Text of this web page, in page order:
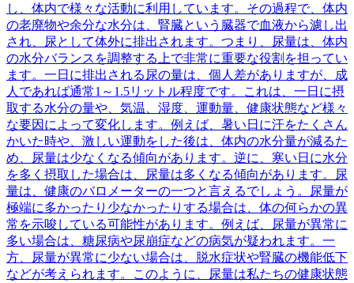
し、体内で様々な活動に利用しています。その過程で、体内
の老廃物や余分な水分は、腎臓という臓器で血液から濾し出
され、尿として体外に排出されます。つまり、尿量は、体内
の水分バランスを調整する上で非常に重要な役割を担ってい
ます。一日に排出される尿の量は、個人差がありますが、成
人であれば通常1～1.5リットル程度です。これは、一日に摂
取する水分の量や、気温、湿度、運動量、健康状態など様々
な要因によって変化します。例えば、暑い日に汗をたくさん
かいた時や、激しい運動をした後は、体内の水分量が減るた
め、尿量は少なくなる傾向があります。逆に、寒い日に水分
を多く摂取した場合は、尿量は多くなる傾向があります。尿
量は、健康のバロメーターの一つと言えるでしょう。尿量が
極端に多かったり少なかったりする場合は、体の何らかの異
常を示唆している可能性があります。例えば、尿量が異常に
多い場合は、糖尿病や尿崩症などの病気が疑われます。一
方、尿量が異常に少ない場合は、脱水症状や腎臓の機能低下
などが考えられます。このように、尿量は私たちの健康状態